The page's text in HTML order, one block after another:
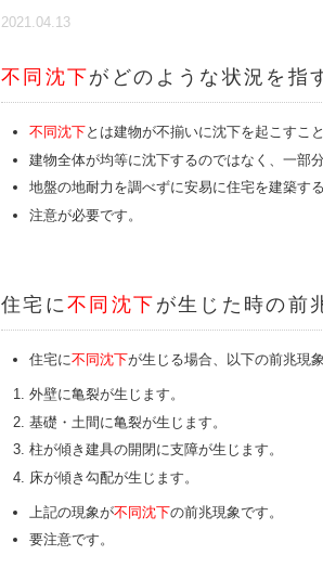
2021.04.13
不同沈下がどのような状況を指
不同沈下とは建物が不揃いに沈下を起こすこと
建物全体が均等に沈下するのではなく、一部
地盤の地耐力を調べずに安易に住宅を建築す
注意が必要です。
住宅に不同沈下 が生じた時の前
住宅に不同沈下が生じる場合、以下の前兆現
外壁に亀裂が生じます。
基礎・土間に亀裂が生じます。
柱が傾き建具の開閉に支障が生じます。
床が傾き勾配が生じます。
上記の現象が不同沈下の前兆現象です。
要注意です。